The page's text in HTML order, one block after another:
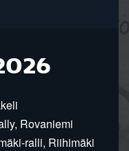
Rovaniemi
ralli, Riihimäki